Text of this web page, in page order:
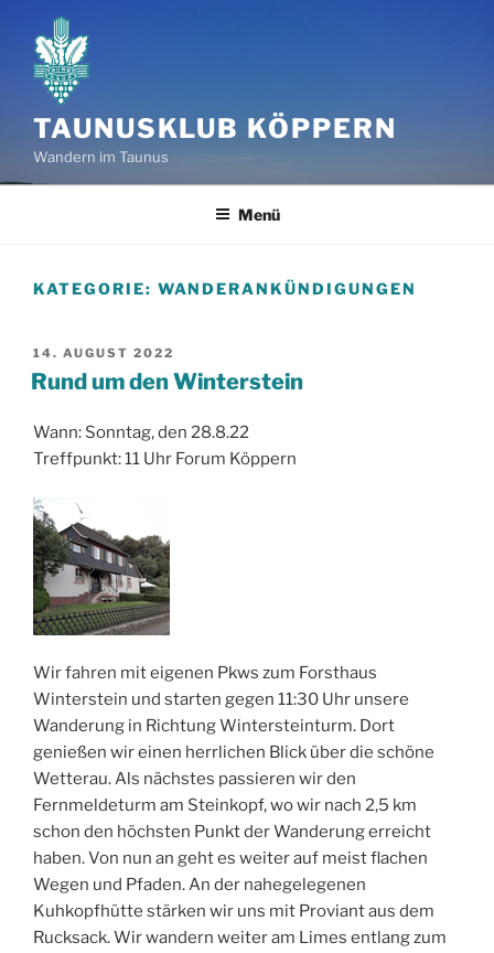
Inhalt
springen
TAUNUSKLUB KÖPPERN
Wandern im Taunus
Menü
KATEGORIE: WANDERANKÜNDIGUNGEN
VERÖFFENTLICHT
AM
14. AUGUST 2022
Rund um den Winterstein
Wann: Sonntag, den 28.8.22
Treffpunkt: 11 Uhr Forum Köppern
Wir fahren mit eigenen Pkws zum Forsthaus
Winterstein und starten gegen 11:30 Uhr unsere
Wanderung in Richtung Wintersteinturm. Dort
genießen wir einen herrlichen Blick über die schöne
Wetterau. Als nächstes passieren wir den
Fernmeldeturm am Steinkopf, wo wir nach 2,5 km
schon den höchsten Punkt der Wanderung erreicht
haben. Von nun an geht es weiter auf meist flachen
Wegen und Pfaden. An der nahegelegenen
Kuhkopfhütte stärken wir uns mit Proviant aus dem
Rucksack. Wir wandern weiter am Limes entlang zum